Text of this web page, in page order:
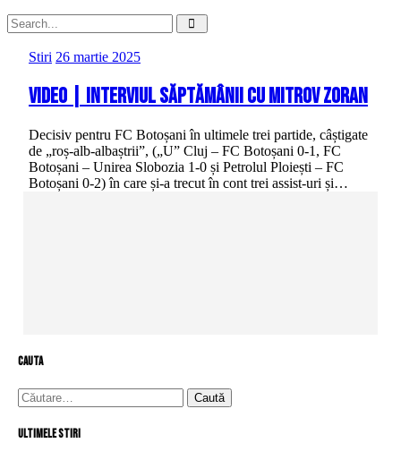
Stiri 26 martie 2025
VIDEO | Interviul săptămânii cu Mitrov Zoran
Decisiv pentru FC Botoșani în ultimele trei partide, câștigate
de „roș-alb-albaștrii”, („U” Cluj – FC Botoșani 0-1, FC
Botoșani – Unirea Slobozia 1-0 și Petrolul Ploiești – FC
Botoșani 0-2) în care și-a trecut în cont trei assist-uri și…
cauta
Caută
după:
Ultimele stiri